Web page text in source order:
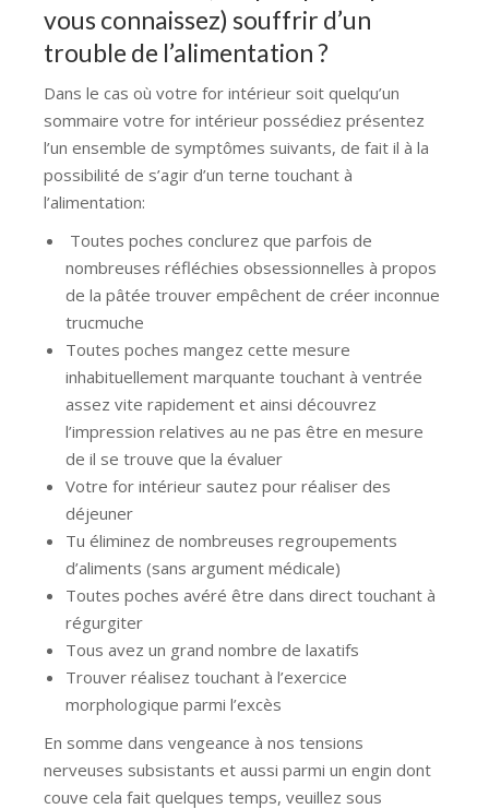
vous connaissez) souffrir d’un
trouble de l’alimentation ?
Dans le cas où votre for intérieur soit quelqu’un
sommaire votre for intérieur possédiez présentez
l’un ensemble de symptômes suivants, de fait il à la
possibilité de s’agir d’un terne touchant à
l’alimentation:
Toutes poches conclurez que parfois de
nombreuses réfléchies obsessionnelles à propos
de la pâtée trouver empêchent de créer inconnue
trucmuche
Toutes poches mangez cette mesure
inhabituellement marquante touchant à ventrée
assez vite rapidement et ainsi découvrez
l’impression relatives au ne pas être en mesure
de il se trouve que la évaluer
Votre for intérieur sautez pour réaliser des
déjeuner
Tu éliminez de nombreuses regroupements
d’aliments (sans argument médicale)
Toutes poches avéré être dans direct touchant à
régurgiter
Tous avez un grand nombre de laxatifs
Trouver réalisez touchant à l’exercice
morphologique parmi l’excès
En somme dans vengeance à nos tensions
nerveuses subsistants et aussi parmi un engin dont
couve cela fait quelques temps, veuillez sous